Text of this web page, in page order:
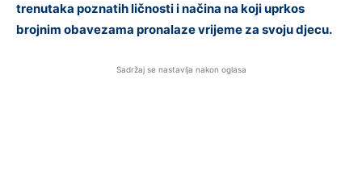
trenutaka poznatih ličnosti i načina na koji uprkos
brojnim obavezama pronalaze vrijeme za svoju djecu.
Sadržaj se nastavlja nakon oglasa